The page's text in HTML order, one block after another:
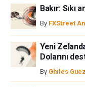
Bakır: Sıkı
By FXStreet
Yeni
Dolarını
By Ghiles